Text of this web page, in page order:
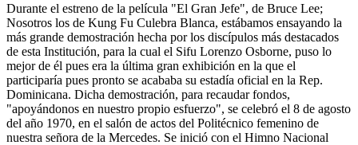
Durante el estreno de la película "El Gran Jefe", de Bruce Lee;
Nosotros los de Kung Fu Culebra Blanca, estábamos ensayando la
más grande demostración hecha por los discípulos más destacados
de esta Institución, para la cual el Sifu Lorenzo Osborne, puso lo
mejor de él pues era la última gran exhibición en la que el
participaría pues pronto se acababa su estadía oficial en la Rep.
Dominicana. Dicha demostración, para recaudar fondos,
"apoyándonos en nuestro propio esfuerzo", se celebró el 8 de agosto
del año 1970, en el salón de actos del Politécnico femenino de
nuestra señora de la Mercedes. Se inició con el Himno Nacional